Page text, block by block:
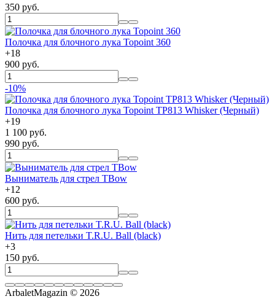
350 руб.
Полочка для блочного лука Topoint 360
+18
900 руб.
-10%
Полочка для блочного лука Topoint TP813 Whisker (Черный)
+19
1 100 руб.
990 руб.
Выниматель для стрел TBow
+12
600 руб.
Нить для петельки T.R.U. Ball (black)
+3
150 руб.
ArbaletMagazin © 2026